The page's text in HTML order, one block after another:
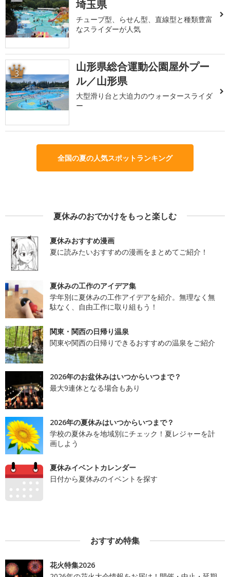
埼玉県
チューブ型、らせん型、直線型と種類豊富
なスライダーが人気
3
山形県総合運動公園屋外プー
ル／山形県
大型滑り台と大迫力のウォータースライダ
ー
全国の夏の人気スポットランキング
夏休みのおでかけをもっと楽しむ
夏休みおすすめ漫画
夏に読みたいおすすめの漫画をまとめてご紹介！
夏休みの工作のアイデア集
学年別に夏休みの工作アイデアを紹介。無理なく無
駄なく、自由工作に取り組もう！
関東・関西の日帰り温泉
関東や関西の日帰りできるおすすめの温泉をご紹介
2026年のお盆休みはいつからいつまで？
最大9連休となる場合もあり
2026年の夏休みはいつからいつまで？
学校の夏休みを地域別にチェック！夏レジャーを計
画しよう
夏休みイベントカレンダー
日付から夏休みのイベントを探す
おすすめ特集
花火特集2026